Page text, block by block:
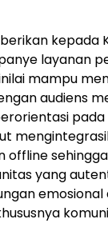
kepada
layanan
mampu
audiens
pada
offline
yang